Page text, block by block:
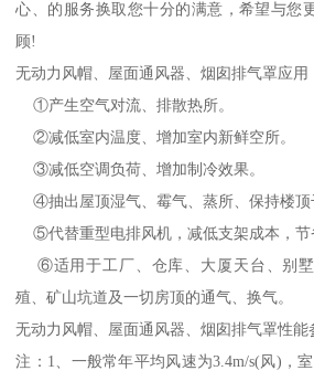
心、的服务换取您十分的满意，希望与您
顾!
无动力风帽、屋面通风器、烟囱排气罩应用
①产生空气对流、排散热所。
②减低室内温度、增加室内新鲜空所。
③减低空调负荷、增加制冷效果。
④抽出屋顶湿气、霉气、蒸所、保持楼顶
⑤代替重型电排风机，减低支架成本，节
⑥适用于工厂、仓库、大厦天台、别墅
殖、矿山坑道及一切房顶的通气、换气。
无动力风帽、屋面通风器、烟囱排气罩性能
注：1、一般常年平均风速为3.4m/s(风)，